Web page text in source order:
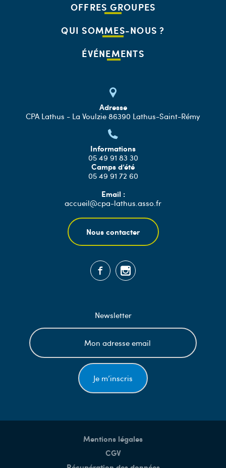
OFFRES GROUPES
QUI SOMMES-NOUS ?
ÉVÉNEMENTS
Adresse
CPA Lathus - La Voulzie 86390 Lathus-Saint-Rémy
Informations
05 49 91 83 30
Camps d’été
05 49 91 72 60
Email :
accueil@cpa-lathus.asso.fr
Nous contacter
Newsletter
Je m’inscris
Mentions légales
CGV